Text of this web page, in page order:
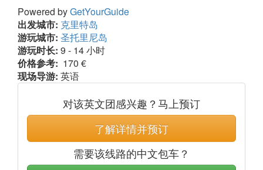
Powered byGetYourGuide
出发城市: 克里特岛
游玩城市: 圣托里尼岛
游玩时长: 9 - 14 小时
价格参考: 170 €
现场导游: 英语
对该英文团感兴趣？马上预订
了解详情并预订
需要该线路的中文包车？